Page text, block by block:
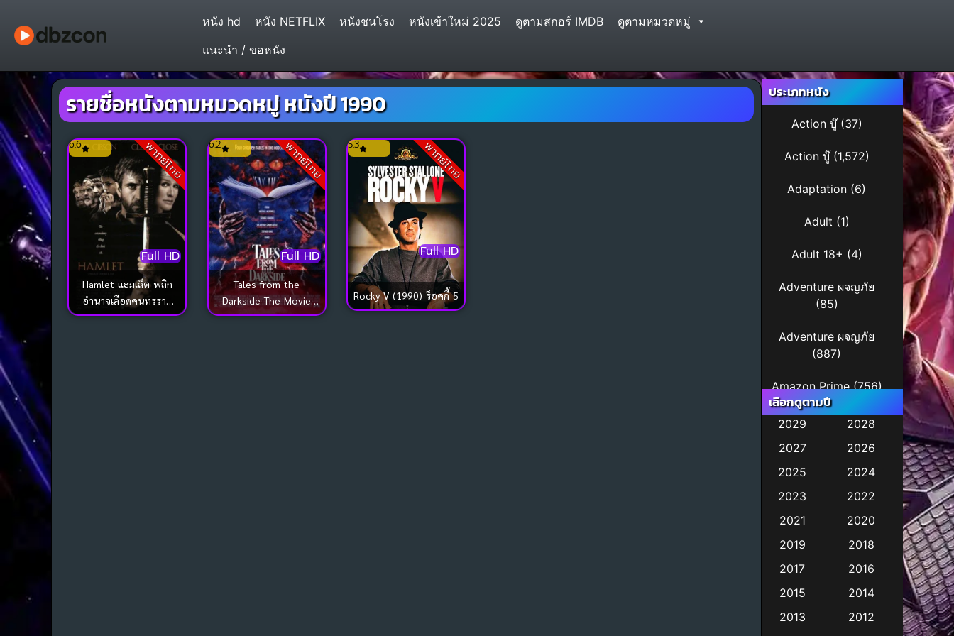
หนัง hd หนัง NETFLIX หนังชนโรง หนังเข้าใหม่ 2025 ดูตามสกอร์ IMDB
ดูตามหมวดหมู่
แนะนำ / ขอหนัง
รายชื่อหนังตามหมวดหมู่ หนังปี 1990
พากย์ไทย
Full HD
6.6
Hamlet แฮมเล็ต พลิก
อำนาจเลือดคนทรราช
(1990)
พากย์ไทย
Full HD
6.2
Tales from the
Darkside The Movie
อาถรรพ์ ตำนานมรณะ
พากย์ไทย
Full HD
5.3
Rocky V (1990) ร็อคกี้ 5
ประเภทหนัง
Action บู๊(37)
Action บู๊(1,572)
Adaptation (6)
Adult (1)
Adult 18+ (4)
Adventure ผจญภัย
(85)
Adventure ผจญภัย
(887)
Amazon Prime(756)
Animal(11)
Animation การ์ตูน
Animation การ์ตูน
Animation การ์ตูน
Animation อนิเมชั่น
เลือกดูตามปี
2029
2028
2027
2026
2025
2024
2023
2022
2021
2020
2019
2018
2017
2016
2015
2014
2013
2012